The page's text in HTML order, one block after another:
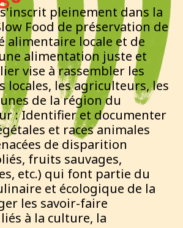
pleinement dans la
Food de préservation de
alimentaire locale et de
alimentation juste et
vise à rassembler les
locales, les agriculteurs, les
de la région du
: Identifier et documenter
et races animales
de disparition
fruits sauvages,
etc.) qui font partie du
et écologique de la
les savoir-faire
à la culture, la